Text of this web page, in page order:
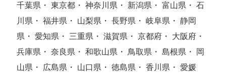
千葉県・ 東京都・ 神奈川県・ 新潟県・ 富山県・ 石
川県・ 福井県・ 山梨県・ 長野県・ 岐阜県・ 静岡
県・ 愛知県・ 三重県・ 滋賀県・ 京都府・ 大阪府・
兵庫県・ 奈良県・ 和歌山県・ 鳥取県・ 島根県・ 岡
山県・ 広島県・ 山口県・ 徳島県・ 香川県・ 愛媛